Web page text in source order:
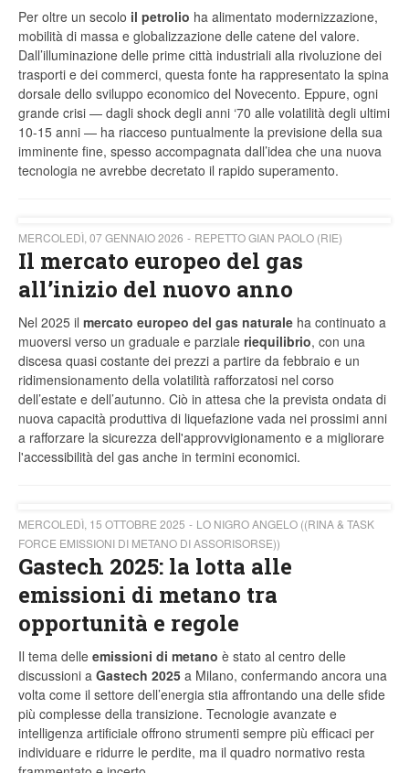
Per oltre un secolo il petrolio ha alimentato modernizzazione,
mobilità di massa e globalizzazione delle catene del valore.
Dall’illuminazione delle prime città industriali alla rivoluzione dei
trasporti e dei commerci, questa fonte ha rappresentato la spina
dorsale dello sviluppo economico del Novecento. Eppure, ogni
grande crisi — dagli shock degli anni ‘70 alle volatilità degli ultimi
10-15 anni — ha riacceso puntualmente la previsione della sua
imminente fine, spesso accompagnata dall’idea che una nuova
tecnologia ne avrebbe decretato il rapido superamento.
MERCOLEDÌ, 07 GENNAIO 2026 REPETTO GIAN PAOLO (RIE)
Il mercato europeo del gas
all’inizio del nuovo anno
Nel 2025 il mercato europeo del gas naturale ha continuato a
muoversi verso un graduale e parziale riequilibrio, con una
discesa quasi costante dei prezzi a partire da febbraio e un
ridimensionamento della volatilità rafforzatosi nel corso
dell’estate e dell’autunno. Ciò in attesa che la prevista ondata di
nuova capacità produttiva di liquefazione vada nei prossimi anni
a rafforzare la sicurezza dell'approvvigionamento e a migliorare
l'accessibilità del gas anche in termini economici.
MERCOLEDÌ, 15 OTTOBRE 2025
LO NIGRO ANGELO ((RINA & TASK
FORCE EMISSIONI DI METANO DI ASSORISORSE))
Gastech 2025: la lotta alle
emissioni di metano tra
opportunità e regole
Il tema delle emissioni di metano è stato al centro delle
discussioni a Gastech 2025 a Milano, confermando ancora una
volta come il settore dell’energia stia affrontando una delle sfide
più complesse della transizione. Tecnologie avanzate e
intelligenza artificiale offrono strumenti sempre più efficaci per
individuare e ridurre le perdite, ma il quadro normativo resta